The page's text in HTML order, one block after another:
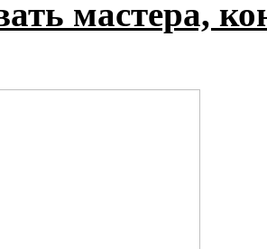
мастера,